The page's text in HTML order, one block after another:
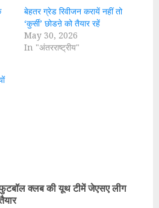
बेहतर ग्रेड रिवीजन करायें नहीं तो
‘कुर्सी’ छोडऩे को तैयार रहें
May 30, 2026
In "अंतरराष्ट्रीय"
क्लब की यूथ टीमें जेएसए लीग